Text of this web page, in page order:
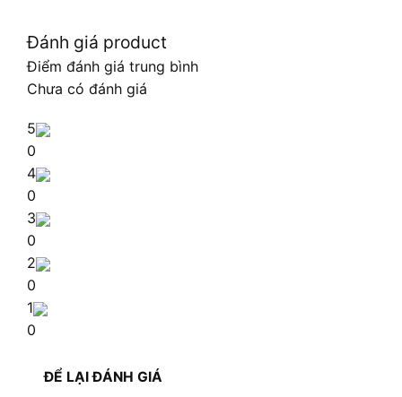
Đánh giá product
Điểm đánh giá trung bình
Chưa có đánh giá
5
0
4
0
3
0
2
0
1
0
ĐỂ LẠI ĐÁNH GIÁ